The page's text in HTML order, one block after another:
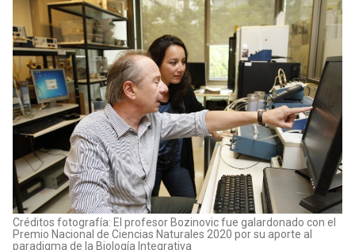
Créditos fotografía: El profesor Bozinovic fue galardonado con el
Premio Nacional de Ciencias Naturales 2020 por su aporte al
paradigma de la Biología Integrativa